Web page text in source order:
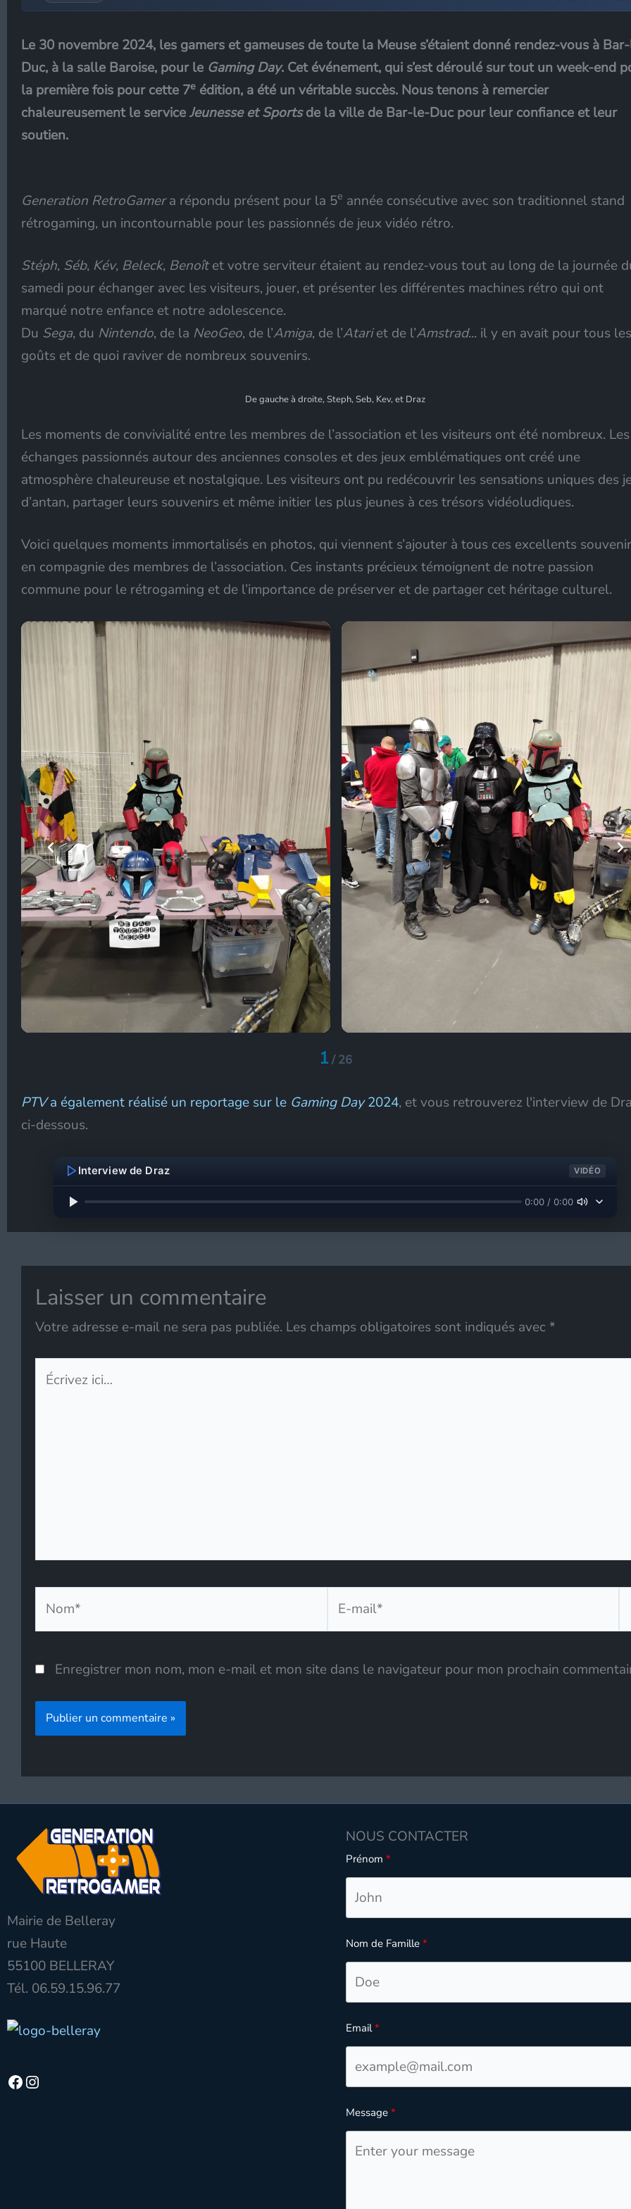
Le 30 novembre 2024, les gamers et gameuses de toute la Meuse s’étaient donné rendez-vous à
Duc, à la salle Baroise, pour le Gaming Day. Cet événement, qui s’est déroulé sur tout un week-end
la première fois pour cette 7e édition, a été un véritable succès. Nous tenons à remercier
chaleureusement le serviceJeunesse et Sportsde la ville de Bar-le-Duc pour leur confiance et leur
soutien.
Generation RetroGamera répondu présent pour la 5e année consécutive avec son traditionnel stand
rétrogaming, un incontournable pour les passionnés de jeux vidéo rétro.
Stéph, Séb, Kév, Beleck, Benoîtet votre serviteur étaient au rendez-vous tout au long de la journée
samedi pour échanger avec les visiteurs, jouer, et présenter les différentes machines rétro qui ont
marqué notre enfance et notre adolescence.
Du Sega, du Nintendo, de la NeoGeo, de l’Amiga, de l’Atariet de l’Amstrad... il y en avait pour tous les
goûts et de quoi raviver de nombreux souvenirs.
De gauche à droite, Steph, Seb, Kev, et Draz
Les moments de convivialité entre les membres de l’association et les visiteurs ont été nombreux. Les
échanges passionnés autour des anciennes consoles et des jeux emblématiques ont créé une
atmosphère chaleureuse et nostalgique. Les visiteurs ont pu redécouvrir les sensations uniques des
d’antan, partager leurs souvenirs et même initier les plus jeunes à ces trésors vidéoludiques.
Voici quelques moments immortalisés en photos, qui viennent s’ajouter à tous ces excellents
en compagnie des membres de l’association. Ces instants précieux témoignent de notre passion
commune pour le rétrogaming et de l’importance de préserver et de partager cet héritage culturel.
1/26
PTVa également réalisé un reportage sur le Gaming Day2024, et vous retrouverez l'interview de
ci-dessous.
Interview de Draz VIDÉO
0:00 / 0:00
Laisser un commentaire
Votre adresse e-mail ne sera pas publiée. Les champs obligatoires sont indiqués avec *
Écrivez
Enregistrer mon nom, mon e-mail et mon site dans le navigateur pour mon prochain
Mairie de Belleray
rue Haute
55100 BELLERAY
Tél. 06.59.15.96.77
Facebook
Instagram
NOUS CONTACTER
Prénom
Nom de Famille
Email
Message